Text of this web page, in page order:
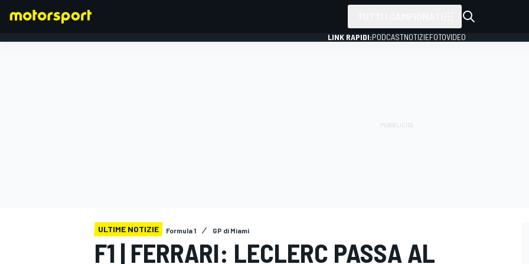
LINK RAPIDI:PODCASTNOTIZIEFOTOVIDEO
ULTIME NOTIZIE Formula 1 GP di Miami
F1 | FERRARI: LECLERC PASSA AL